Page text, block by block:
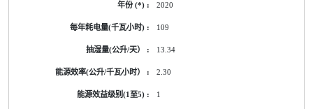
2020
109
13.34
2.30
1